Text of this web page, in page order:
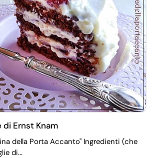
di Ernst Knam
della Porta Accanto" Ingredienti (che
di...